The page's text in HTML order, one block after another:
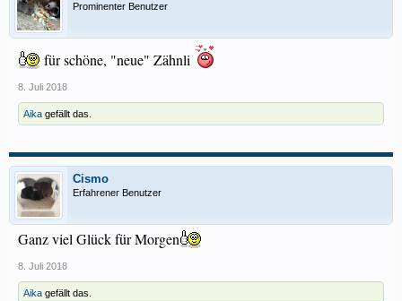
Prominenter Benutzer
für schöne, "neue" Zähnli
8. Juli 2018
Aika gefällt das.
Cismo
Erfahrener Benutzer
Ganz viel Glück für Morgen
8. Juli 2018
Aika gefällt das.